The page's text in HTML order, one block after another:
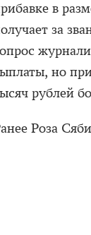
в
за
но
рублей
Роза